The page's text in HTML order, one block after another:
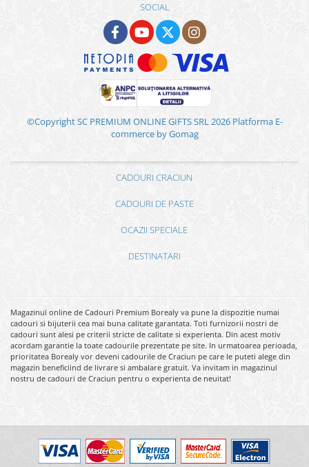
SOCIAL
©Copyright SC PREMIUM ONLINE GIFTS SRL 2026 Platforma E-
commerce by Gomag
CADOURI CRACIUN
CADOURI DE PASTE
OCAZII SPECIALE
DESTINATARI
Magazinul online de Cadouri Premium Borealy va pune la dispozitie numai
cadouri si bijuterii cea mai buna calitate garantata. Toti furnizorii nostri de
cadouri sunt alesi pe criterii stricte de calitate si experienta. Din acest motiv
acordam garantie la toate cadourile prezentate pe site. In urmatoarea perioada,
prioritatea Borealy vor deveni cadourile de Craciun pe care le puteti alege din
magazin beneficiind de livrare si ambalare gratuit. Va invitam in magazinul
nostru de cadouri de Craciun pentru o experienta de neuitat!